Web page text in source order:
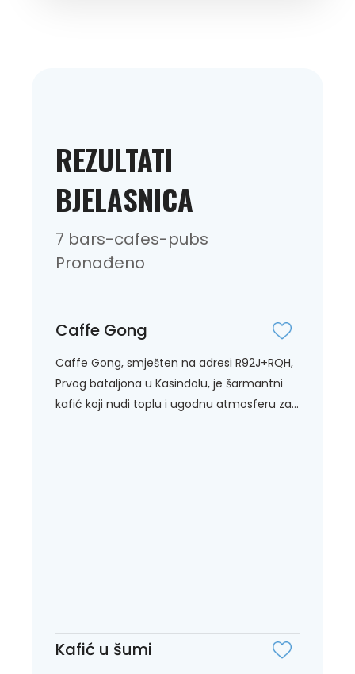
REZULTATI
BJELASNICA
7 bars-cafes-pubs
Pronađeno
Caffe Gong
Caffe Gong, smješten na adresi R92J+RQH,
Prvog bataljona u Kasindolu, je šarmantni
kafić koji nudi toplu i ugodnu atmosferu za...
Kafić u šumi